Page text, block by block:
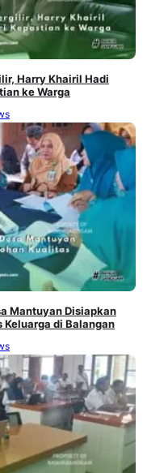
Harry Khairil Hadi
ke Warga
Mantuyan Disiapkan
Keluarga di Balangan